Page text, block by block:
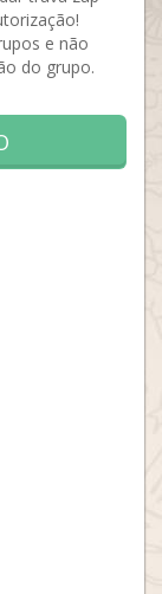
e não
do grupo.